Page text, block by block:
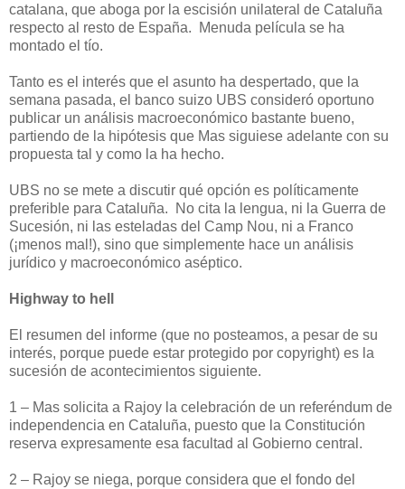
catalana, que aboga por la escisión unilateral de Cataluña
respecto al resto de España.
Menuda película se ha
montado el tío.
Tanto es el interés que el asunto ha despertado, que la
semana pasada, el banco suizo UBS consideró oportuno
publicar un análisis macroeconómico bastante bueno,
partiendo de la hipótesis que Mas siguiese adelante con su
propuesta tal y como la ha hecho.
UBS no se mete a discutir qué opción es políticamente
preferible para Cataluña.
No cita la lengua, ni la Guerra de
Sucesión, ni las esteladas del Camp Nou, ni a Franco
(¡menos mal!), sino que simplemente hace un análisis
jurídico y macroeconómico aséptico.
Highway to hell
El resumen del informe (que no posteamos, a pesar de su
interés, porque puede estar protegido por copyright) es la
sucesión de acontecimientos siguiente.
1 – Mas solicita a Rajoy la celebración de un referéndum de
independencia en Cataluña, puesto que la Constitución
reserva expresamente esa facultad al Gobierno central.
2 – Rajoy se niega, porque considera que el fondo del